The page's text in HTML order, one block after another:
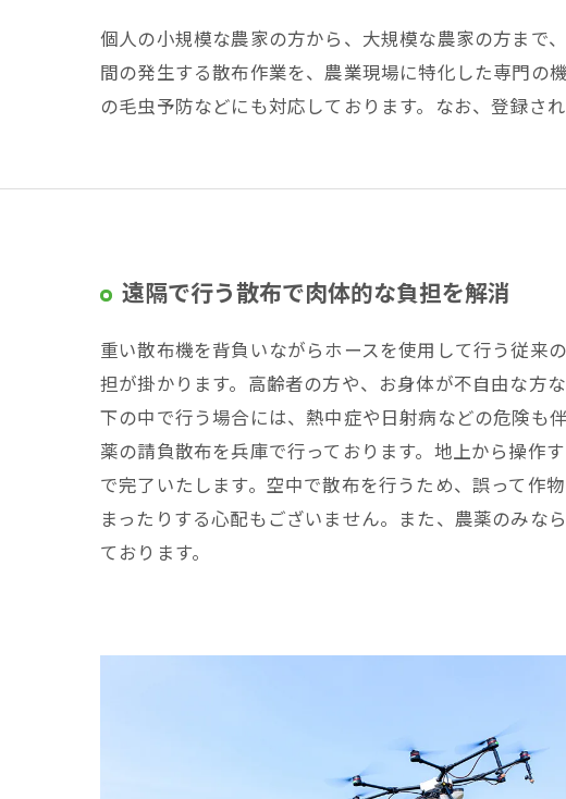
個人の小規模な農家の方から、大規模な農家の方まで
間の発生する散布作業を、農業現場に特化した専門の
の毛虫予防などにも対応しております。なお、登録さ
遠隔で行う散布で肉体的な負担を解消
重い散布機を背負いながらホースを使用して行う従来
担が掛かります。高齢者の方や、お身体が不自由な方
下の中で行う場合には、熱中症や日射病などの危険も
薬の請負散布を兵庫で行っております。地上から操作
で完了いたします。空中で散布を行うため、誤って作
まったりする心配もございません。また、農薬のみな
ております。